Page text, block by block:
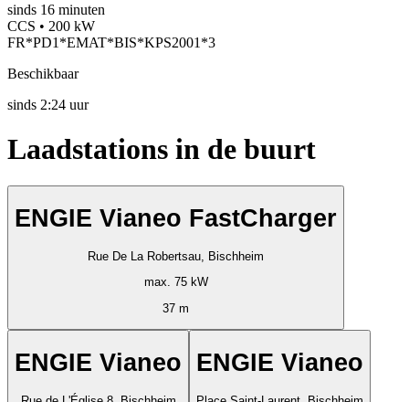
sinds 16 minuten
CCS • 200 kW
FR*PD1*EMAT*BIS*KPS2001*3
Beschikbaar
sinds 2:24 uur
Laadstations in de buurt
ENGIE Vianeo FastCharger
Rue De La Robertsau, Bischheim
max. 75 kW
37 m
ENGIE Vianeo ENGIE Vianeo